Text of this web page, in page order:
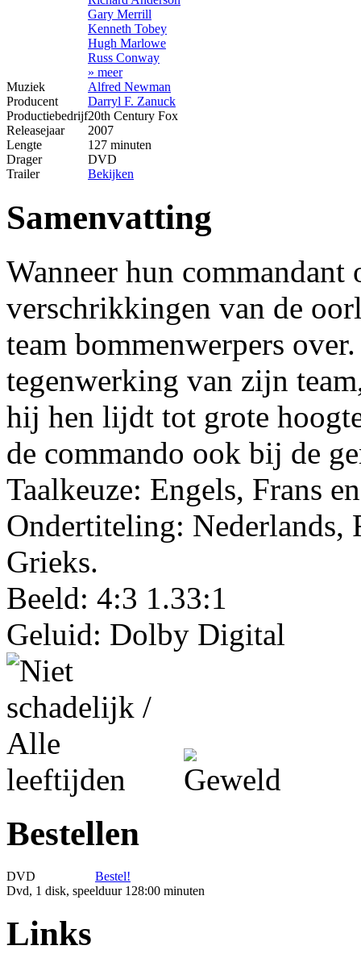
Gary Merrill
Kenneth Tobey
Hugh Marlowe
Russ Conway
» meer
Muziek
Alfred Newman
Producent
Darryl F. Zanuck
Productiebedrijf20th Century Fox
Releasejaar
2007
Lengte
127 minuten
Drager
DVD
Trailer
Bekijken
Samenvatting
Wanneer hun
verschrikkingen van de
team bommenwerpers
tegenwerking van zijn
hij hen lijdt tot grote
de commando ook bij de
Taalkeuze: Engels, Frans
Ondertiteling: Nederlands,
Grieks.
Beeld: 4:3 1.33:1
Geluid: Dolby Digital
Bestellen
DVD
Bestel!
Dvd, 1 disk, speelduur 128:00 minuten
Links